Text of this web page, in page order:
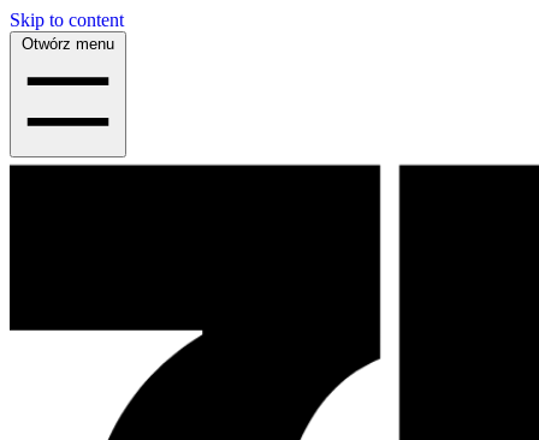
Skip to content
Otwórz menu